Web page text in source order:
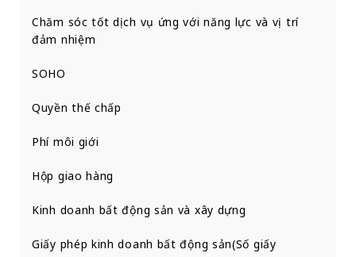
Chăm sóc tốt dịch vụ ứng với năng lực và vị trí
đảm nhiệm
SOHO
Quyền thế chấp
Phí môi giới
Hộp giao hàng
Kinh doanh bất động sản và xây dựng
Giấy phép kinh doanh bất động sản(Số giấy